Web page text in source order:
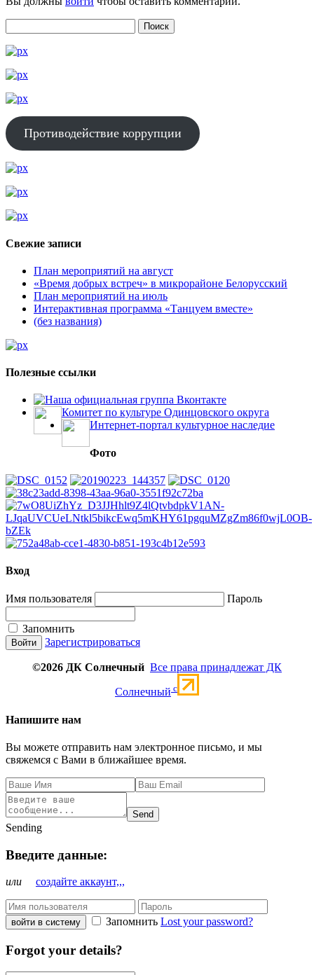
Противодействие коррупции
Свежие записи
План мероприятий на август
«Время добрых встреч» в микрорайоне Белорусский
План мероприятий на июль
Интерактивная программа «Танцуем вместе»
(без названия)
Полезные ссылки
Наша официальная группа Вконтакте
Комитет по культуре Одинцовского округа
Интернет-портал культурное наследие
Фото
Вход
Имя пользователя Пароль
Запомнить
Зарегистрироваться
©2026 ДК Солнечный Все права принадлежат ДК
Солнечный c
Напишите нам
Вы можете отправить нам электронное письмо, и мы
свяжемся с Вами в ближайшее время.
Send
Sending
Введите данные:
или создайте аккаунт,,,
войти в систему Запомнить Lost your password?
Forgot your details?